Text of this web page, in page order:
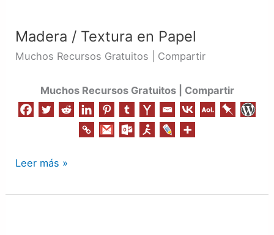
Madera / Textura en Papel
Muchos Recursos Gratuitos | Compartir
Muchos Recursos Gratuitos | Compartir
Textura
en
Leer más »